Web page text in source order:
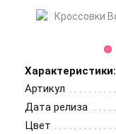
Характеристики:
Артикул
Дата релиза
Цвет